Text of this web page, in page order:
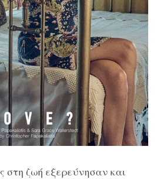
στη ζωή εξερεύνησαν και